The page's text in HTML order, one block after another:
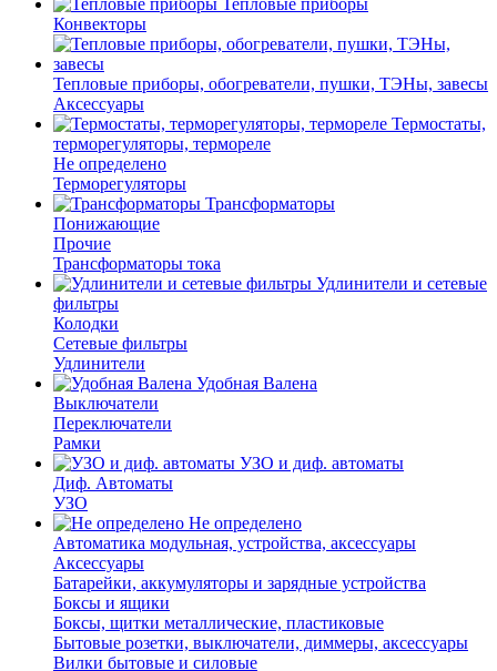
Конвекторы
Тепловые приборы, обогреватели, пушки, ТЭНы, завесы
Аксессуары
Термостаты,
терморегуляторы, термореле
Не определено
Терморегуляторы
Трансформаторы
Понижающие
Прочие
Трансформаторы тока
Удлинители и сетевые
фильтры
Колодки
Сетевые фильтры
Удлинители
Удобная Валена
Выключатели
Переключатели
Рамки
УЗО и диф. автоматы
Диф. Автоматы
УЗО
Не определено
Автоматика модульная, устройства, аксессуары
Аксессуары
Батарейки, аккумуляторы и зарядные устройства
Боксы и ящики
Боксы, щитки металлические, пластиковые
Бытовые розетки, выключатели, диммеры, аксессуары
Вилки бытовые и силовые